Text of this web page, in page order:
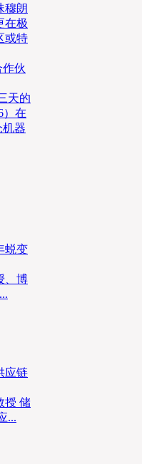
市场，2023年的市场
国相比，马来西亚的
业的领导者。其中原
复合年增长率为
和建立全球认可的清
穆朗
在极
或特
作伙
天的
）在
器
蜕变
、博
应链
授 储
...